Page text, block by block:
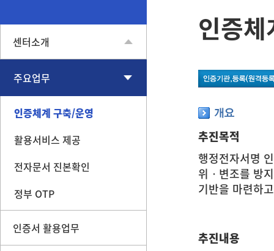
센터소개
주요업무
인증체계 구축/운영
활용서비스 제공
전자문서 진본확인
정부 OTP
인증서 활용업무
인증체
추진목적
행정전자서명
위ㆍ변조를 방
기반을 마련하
추진내용